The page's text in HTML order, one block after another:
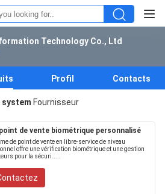
Technology Co., Ltd
Profil Contacts
Fournisseur
de vente biométrique personnalisé
de point de vente en libre-service de niveau
offre une vérification biométrique et une gestion
pour la sécuri.....